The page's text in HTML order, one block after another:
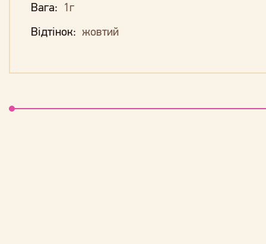
Вага: 1г
Відтінок: жовтий